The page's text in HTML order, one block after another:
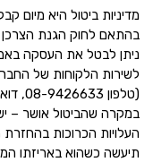
בהתאם לחוק הגנת הצרכן
ניתן לבטל את העסקה
לשירות הלקוחות של
(טלפון 08-9426633, דוא”ל info@littleprince.co.il.)
במקרה שהביטול אושר –
העלויות הכרוכות
תיעשה כשהוא באריזתו